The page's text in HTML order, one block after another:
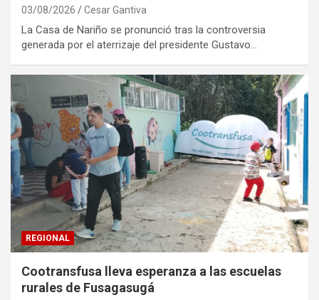
03/08/2026 Cesar Gantiva
La Casa de Nariño se pronunció tras la controversia
generada por el aterrizaje del presidente Gustavo…
REGIONAL
Cootransfusa lleva esperanza a las escuelas
rurales de Fusagasugá